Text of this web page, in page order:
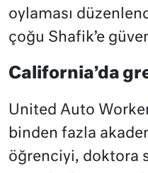
oylaması
çoğu Shafik’e
California’da
United Auto
binden fazla
öğrenciyi, doktora